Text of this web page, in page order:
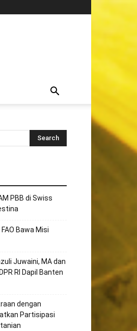
PBB di Swiss
Bawa Misi
Juwaini, MA dan
RI Dapil Banten
dengan
Partisipasi